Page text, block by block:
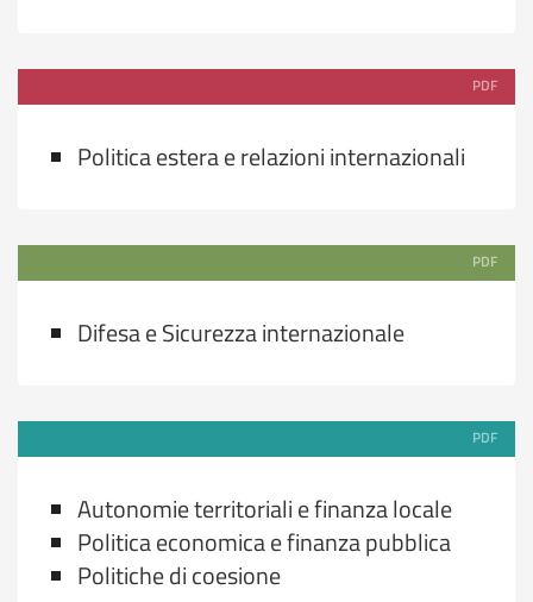
PDF
Politica estera e relazioni internazionali
PDF
Difesa e Sicurezza internazionale
PDF
Autonomie territoriali e finanza locale
Politica economica e finanza pubblica
Politiche di coesione